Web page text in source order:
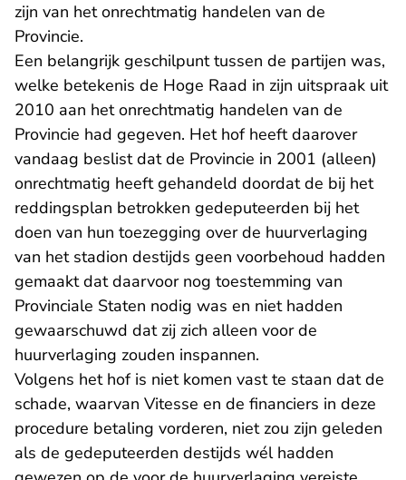
zijn van het onrechtmatig handelen van de
Provincie.
Een belangrijk geschilpunt tussen de partijen was,
welke betekenis de Hoge Raad in zijn uitspraak uit
2010 aan het onrechtmatig handelen van de
Provincie had gegeven. Het hof heeft daarover
vandaag beslist dat de Provincie in 2001 (alleen)
onrechtmatig heeft gehandeld doordat de bij het
reddingsplan betrokken gedeputeerden bij het
doen van hun toezegging over de huurverlaging
van het stadion destijds geen voorbehoud hadden
gemaakt dat daarvoor nog toestemming van
Provinciale Staten nodig was en niet hadden
gewaarschuwd dat zij zich alleen voor de
huurverlaging zouden inspannen.
Volgens het hof is niet komen vast te staan dat de
schade, waarvan Vitesse en de financiers in deze
procedure betaling vorderen, niet zou zijn geleden
als de gedeputeerden destijds wél hadden